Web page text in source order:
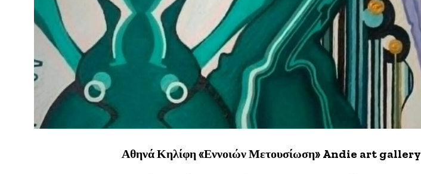
Αθηνά Κηλίφη «Εννοιών Μετουσίωση» Andie art gallery